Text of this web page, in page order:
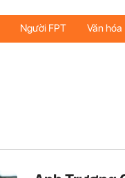
Người FPT Văn hóa